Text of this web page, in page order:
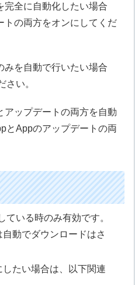
完全に自動化したい場合
トの両方をオンにしてくだ
みを自動で行いたい場合
さい。
アップデートの両方を自動
とAppのアップデートの両
ている時のみ有効です。
自動でダウンロードはさ
たい場合は、以下関連